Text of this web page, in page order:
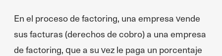
En el proceso de factoring, una empresa vende
sus facturas (derechos de cobro) a una empresa
de factoring, que a su vez le paga un porcentaje